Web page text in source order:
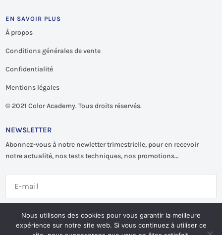
EN SAVOIR PLUS
À propos
Conditions générales de vente
Confidentialité
Mentions légales
© 2021 Color Academy. Tous droits réservés.
NEWSLETTER
Abonnez-vous à notre newletter trimestrielle, pour en recevoir
notre actualité, nos tests techniques, nos promotions…
S'abonner
Nous utilisons des cookies pour vous garantir la meilleure
expérience sur notre site web. Si vous continuez à utiliser ce